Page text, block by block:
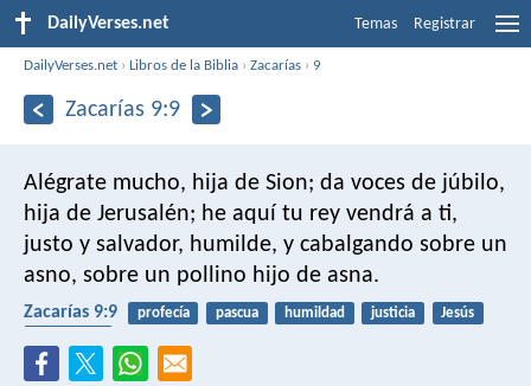
DailyVerses.net Temas Registrar
DailyVerses.net ›Libros de la Biblia ›Zacarías › 9
Zacarías 9:9
Alégrate mucho, hija de Sion; da voces de júbilo,
hija de Jerusalén; he aquí tu rey vendrá a ti,
justo y salvador, humilde, y cabalgando sobre un
asno, sobre un pollino hijo de asna.
Zacarías 9:9 profecía pascua humildad justicia
Jesús